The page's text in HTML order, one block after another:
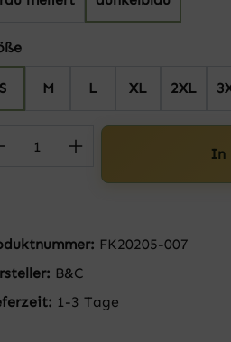
auswählen
S M L XL 2XL
Anzahl: Gib
In
FK20205-007
B&C
1-3 Tage